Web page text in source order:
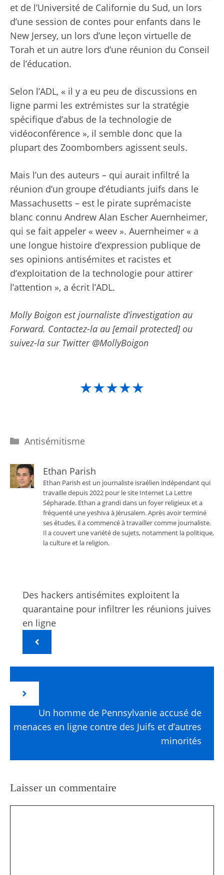
et de l’Université de Californie du Sud, un lors
d’une session de contes pour enfants dans le
New Jersey, un lors d’une leçon virtuelle de
Torah et un autre lors d’une réunion du Conseil
de l’éducation.
Selon l’ADL, « il y a eu peu de discussions en
ligne parmi les extrémistes sur la stratégie
spécifique d’abus de la technologie de
vidéoconférence », il semble donc que la
plupart des Zoombombers agissent seuls.
Mais l’un des auteurs – qui aurait infiltré la
réunion d’un groupe d’étudiants juifs dans le
Massachusetts – est le pirate suprémaciste
blanc connu Andrew Alan Escher Auernheimer,
qui se fait appeler « weev ». Auernheimer « a
une longue histoire d’expression publique de
ses opinions antisémites et racistes et
d’exploitation de la technologie pour attirer
l’attention », a écrit l’ADL.
Molly Boigon est journaliste d’investigation au
Forward. Contactez-la au [email protected]ou
suivez-la sur Twitter @MollyBoigon
★★★★★
Catégories
Antisémitisme
Ethan Parish
Ethan Parish est un journaliste israélien indépendant qui
travaille depuis 2022 pour le site Internet La Lettre
Sépharade. Ethan a grandi dans un foyer religieux et a
fréquenté une yeshiva à Jérusalem. Après avoir terminé
ses études, il a commencé à travailler comme journaliste.
Il a couvert une variété de sujets, notamment la politique,
la culture et la religion.
Des hackers antisémites exploitent la
quarantaine pour infiltrer les réunions juives
en ligne
Un homme de Pennsylvanie accusé de
menaces en ligne contre des Juifs et d’autres
minorités
Laisser un commentaire